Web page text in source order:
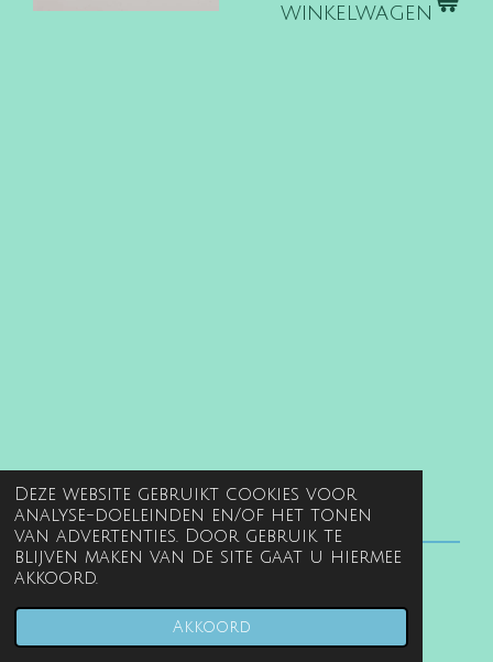
Deze website gebruikt cookies voor
analyse-doeleinden en/of het tonen
van advertenties. Door gebruik te
blijven maken van de site gaat u hiermee
akkoord.
Akkoord
winkelwagen
© 2022 - 2026 www.gentille.nl
JouwWeb